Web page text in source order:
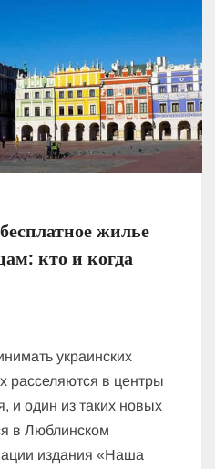
жилье
кто и когда
украинских
расселяются в центры
и один из таких новых
в Люблинском
издания «Наша